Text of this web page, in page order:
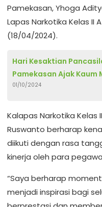
Pamekasan, Yhoga
Lapas Narkotika Kelas II
(18/04/2024).
Hari Kesaktian
Pamekasan Ajak Kaum
Tinggi Nilai-nilai
01/10/2024
Kalapas Narkotika Kelas
Ruswanto berharap
diikuti dengan rasa
kinerja oleh para
“Saya berharap
menjadi inspirasi bagi